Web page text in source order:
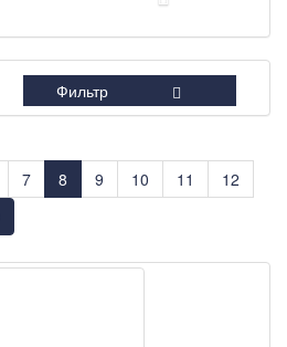
Фильтр
7 8 9 10 11
12